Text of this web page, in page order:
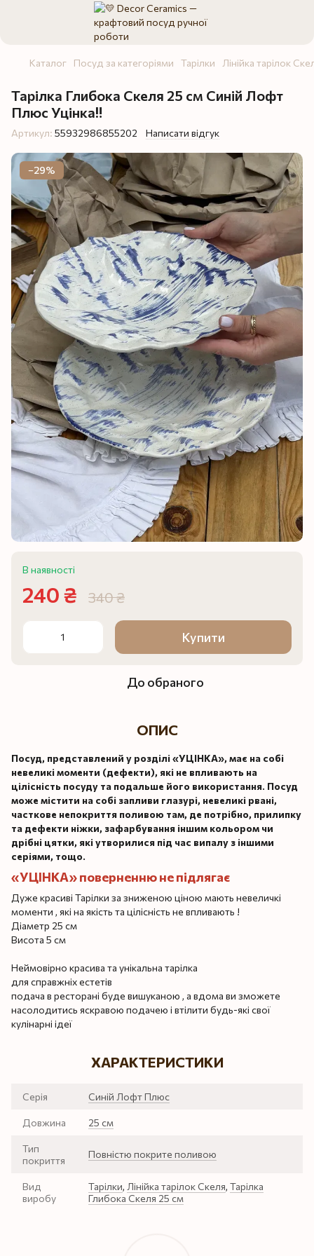
Каталог Посуд за категоріями Тарілки Лінійка тарілок
Тарілка Глибока Скеля 25 см Синій Лофт
Плюс Уцінка‼️
Артикул: 55932986855202 Написати відгук
−29%
В наявності
240 ₴ 340 ₴
Купити
До обраного
ОПИС
Посуд, представлений у розділі «УЦІНКА», має на собі
невеликі моменти (дефекти), які не впливають на
цілісність посуду та подальше його використання. Посуд
може містити на собі запливи глазурі, невеликі рвані,
часткове непокриття поливою там, де потрібно, прилипку
та дефекти ніжки, зафарбування іншим кольором чи
дрібні цятки, які утворилися під час випалу з іншими
серіями, тощо.
«УЦІНКА» поверненню не підлягає
Дуже красиві Тарілки за зниженою ціною мають невеличкі
моменти , які на якість та цілісність не впливають !
Діаметр 25 см
Висота 5 см
Неймовірно красива та унікальна тарілка
для справжніх естетів
подача в ресторані буде вишуканою , а вдома ви зможете
насолодитись яскравою подачею і втілити будь-які свої
кулінарні ідеї
ХАРАКТЕРИСТИКИ
Серія Синій Лофт Плюс
Довжина 25 см
Тип
покриття
Повністю покрите поливою
Вид
виробу
Тарілки, Лінійка тарілок Скеля, Тарілка
Глибока Скеля 25 см